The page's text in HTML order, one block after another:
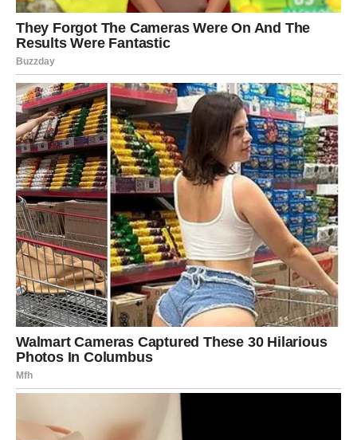
Najvažnija vještina je sposobnost postavljanja pitanja.
Postavljajući pitanja potičemo svoj rast i znanje, utirući
put do istine i dubljeg razumijevanja. Najvažnija vještina je
sposobnost slušanja. Istinsko slušanje potiče
razumijevanje i povezanost te je kamen temeljac svih
odnosa. Redovnik nas upozorava na štetne navike koje
mogu poremetiti naš unutarnji mir. Najnepoželjnija
osobina je taština.
Ponos nas udaljava od pravih vrijednosti i postavlja
prepreke između nas i drugih. Najštetnije ponašanje je